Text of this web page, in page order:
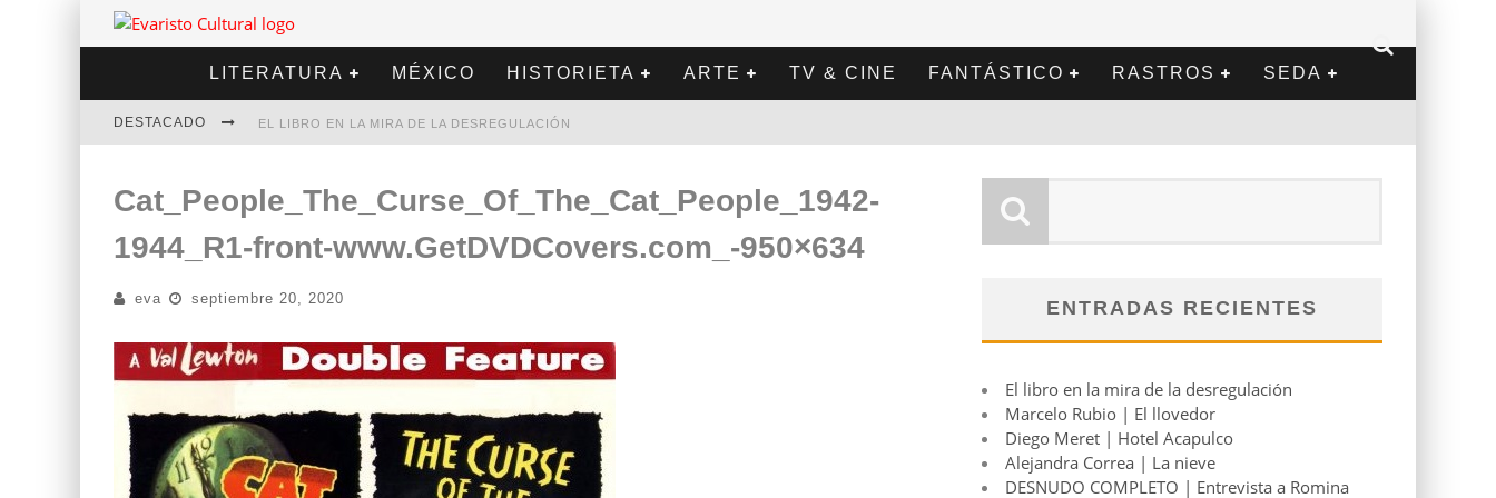
LITERATURA MÉXICO HISTORIETA ARTE TV & CINE FANTÁSTICO RASTROS SEDA
DESTACADO EL LIBRO EN LA MIRA DE LA DESREGULACIÓN
DIEGO MERET | HOTEL ACAPULCO
ALEJANDRA CORREA | LA NIEVE
Cat_People_The_Curse_Of_The_Cat_People_1942-
1944_R1-front-www.GetDVDCovers.com_-950×634
eva septiembre 20, 2020 ENTRADAS RECIENTES
El libro en la mira de la desregulación
Marcelo Rubio | El llovedor
Diego Meret | Hotel Acapulco
Alejandra Correa | La nieve
DESNUDO COMPLETO | Entrevista a Romina